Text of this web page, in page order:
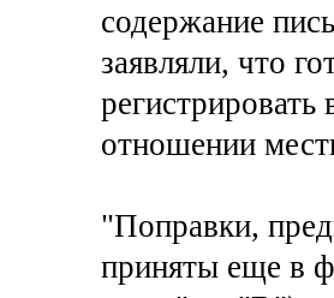
содержание
заявляли, что
регистрировать
отношении
"Поправки,
приняты еще в